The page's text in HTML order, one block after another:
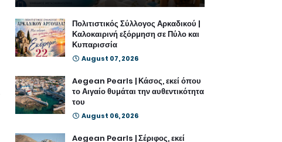
Πολιτιστικός Σύλλογος Αρκαδικού |
Καλοκαιρινή εξόρμηση σε Πύλο και
Κυπαρισσία
August 07, 2026
Aegean Pearls | Κάσος, εκεί όπου
το Αιγαίο θυμάται την αυθεντικότητα
του
August 06, 2026
Aegean Pearls | Σέριφος, εκεί